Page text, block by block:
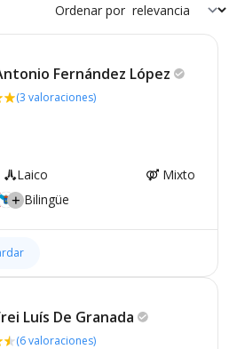
Ordenar por
Fernández López
(3 valoraciones)
Laico
Mixto
Bilingüe
Luís De Granada
(6 valoraciones)